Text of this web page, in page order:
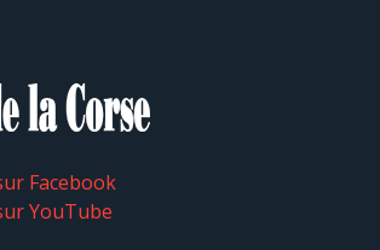
Facebook
YouTube